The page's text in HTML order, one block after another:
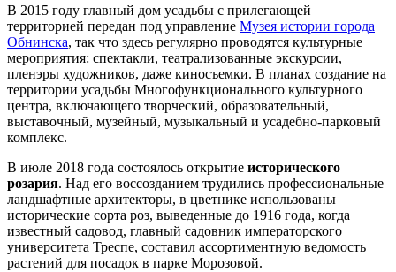
В 2015 году главный дом усадьбы с прилегающей
территорией передан под управление Музея истории города
Обнинска, так что здесь регулярно проводятся культурные
мероприятия: спектакли, театрализованные экскурсии,
пленэры художников, даже киносъемки. В планах создание на
территории усадьбы Многофункционального культурного
центра, включающего творческий, образовательный,
выставочный, музейный, музыкальный и усадебно-парковый
комплекс.
В июле 2018 года состоялось открытие исторического
розария. Над его воссозданием трудились профессиональные
ландшафтные архитекторы, в цветнике использованы
исторические сорта роз, выведенные до 1916 года, когда
известный садовод, главный садовник императорского
университета Треспе, составил ассортиментную ведомость
растений для посадок в парке Морозовой.